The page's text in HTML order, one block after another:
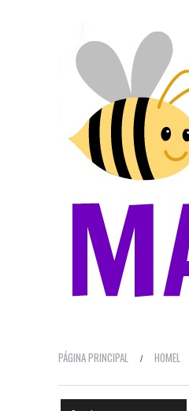
PÁGINA PRINCIPAL HOMEL
CONTACTO
TEMAS HOT